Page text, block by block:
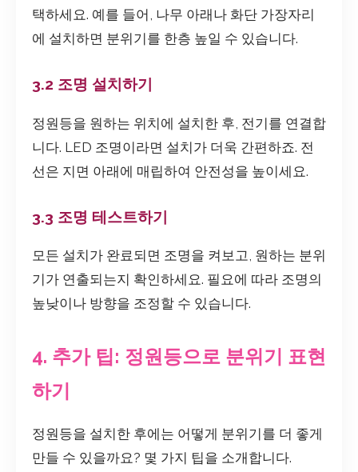
택하세요. 예를 들어, 나무 아래나 화단 가장자리
에 설치하면 분위기를 한층 높일 수 있습니다.
3.2 조명 설치하기
정원등을 원하는 위치에 설치한 후, 전기를 연결합
니다. LED 조명이라면 설치가 더욱 간편하죠. 전
선은 지면 아래에 매립하여 안전성을 높이세요.
3.3 조명 테스트하기
모든 설치가 완료되면 조명을 켜보고, 원하는 분위
기가 연출되는지 확인하세요. 필요에 따라 조명의
높낮이나 방향을 조정할 수 있습니다.
4. 추가 팁: 정원등으로 분위기 표현
하기
정원등을 설치한 후에는 어떻게 분위기를 더 좋게
만들 수 있을까요? 몇 가지 팁을 소개합니다.